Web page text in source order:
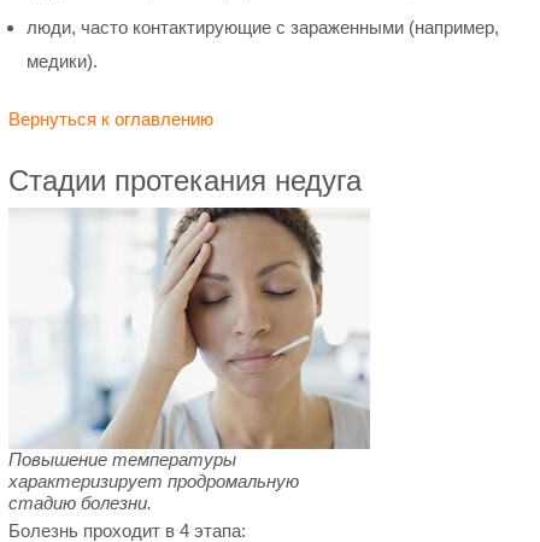
люди, часто контактирующие с зараженными (например,
медики).
Вернуться к оглавлению
Стадии протекания недуга
Повышение температуры
характеризирует продромальную
стадию болезни.
Болезнь проходит в 4 этапа: